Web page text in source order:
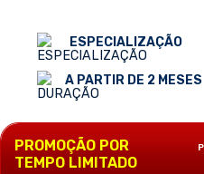
ESPECIALIZAÇÃO
A PARTIR DE 2 MESES
PROMOÇÃO POR
TEMPO LIMITADO